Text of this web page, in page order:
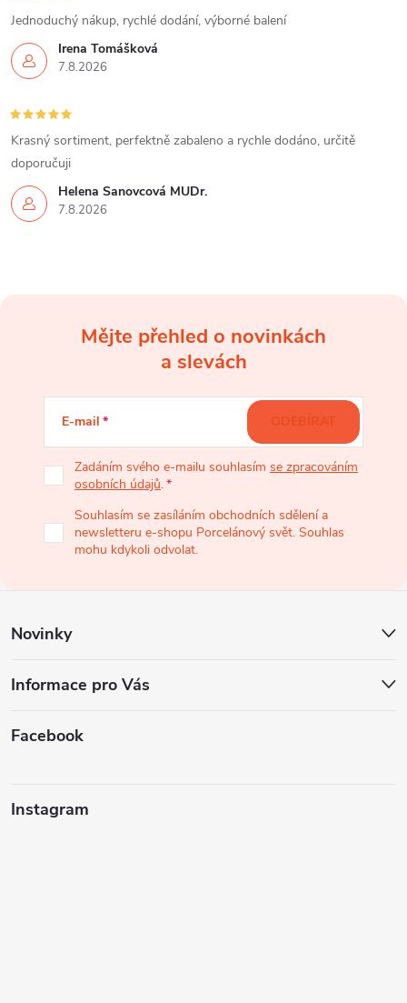
Irena Tomášková
7.8.2026
Jednoduchý nákup, rychlé dodání, výborné balení
Helena Šanovcová MUDr.
7.8.2026
Krasný sortiment, perfektně zabaleno a rychle dodáno, určitě
doporučuji
í
Mějte přehled o novinkách
a slevách
E-mail
Zadáním svého e-mailu souhlasím se zpracováním
osobních údajů.
Souhlasím se zasíláním obchodních sdělení a
newsletteru e-shopu Porcelánový svět. Souhlas
mohu kdykoli odvolat.
ODEBÍRAT
Novinky
Informace pro Vás
Facebook
Instagram